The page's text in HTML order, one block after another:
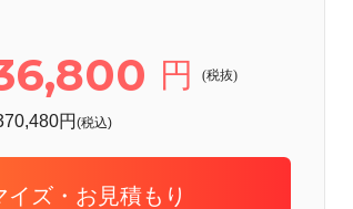
円 (税抜)
円(税込)
イズ・お見積もり